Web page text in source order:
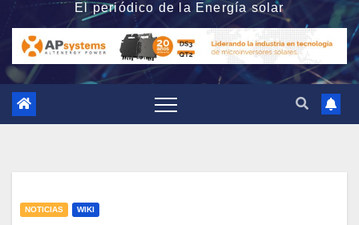
El periódico de la Energía solar
NOTICIAS WIKI